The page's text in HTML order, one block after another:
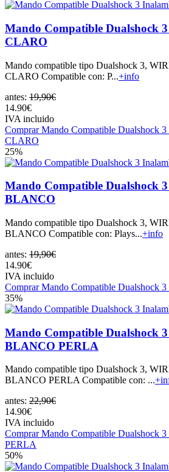
Mando Compatible Dualshock
CLARO
Mando compatible tipo Dualshock 3,
CLARO Compatible con: P...+info
antes: 19,90€
14.90€
IVA incluido
Comprar Mando Compatible Dualshock
CLARO
25%
Mando Compatible Dualshock
BLANCO
Mando compatible tipo Dualshock 3,
BLANCO Compatible con: Plays...+info
antes: 19,90€
14.90€
IVA incluido
Comprar Mando Compatible Dualshock
35%
Mando Compatible Dualshock
BLANCO PERLA
Mando compatible tipo Dualshock 3,
BLANCO PERLA Compatible con: ...
antes: 22,90€
14.90€
IVA incluido
Comprar Mando Compatible Dualshock
PERLA
50%